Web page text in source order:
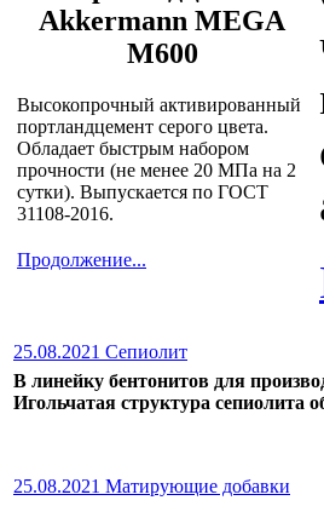
Akkermann MEGA
M600
Высокопрочный активированный
портландцемент серого цвета.
Обладает быстрым набором
прочности (не менее 20 МПа на 2
сутки). Выпускается по ГОСТ
31108-2016.
Продолжение...
25.08.2021 Сепиолит
В линейку бентонитов для
Игольчатая структура сепиолита
25.08.2021 Матирующие добавки